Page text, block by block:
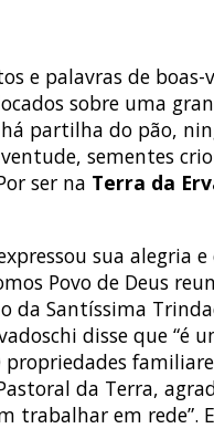
e palavras de
sobre uma
partilha do pão,
sementes
ser na Terra da
sua alegria
Povo de Deus
Santíssima
disse que “é
da Terra,
em rede”.